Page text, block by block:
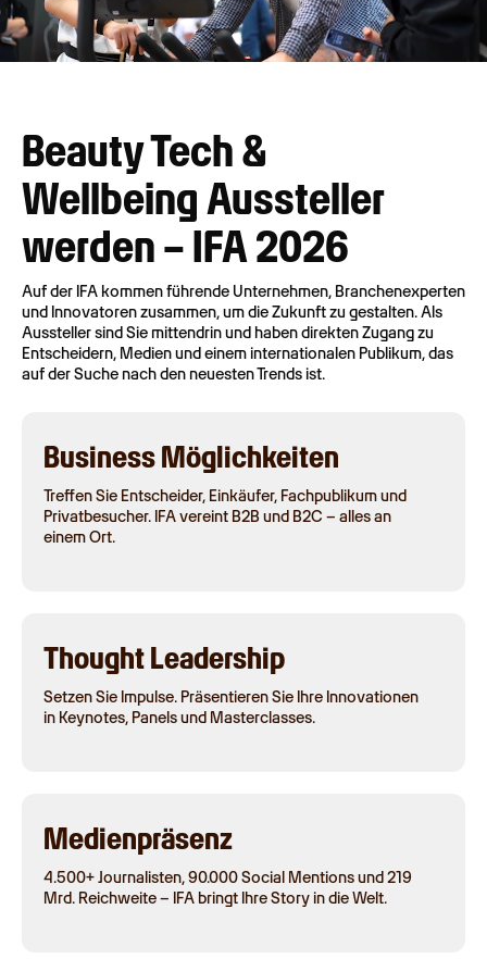
Beauty Tech &
Wellbeing Aussteller
werden – IFA 2026
Auf der IFA kommen führende Unternehmen, Branchenexperten
und Innovatoren zusammen, um die Zukunft zu gestalten. Als
Aussteller sind Sie mittendrin und haben direkten Zugang zu
Entscheidern, Medien und einem internationalen Publikum, das
auf der Suche nach den neuesten Trends ist.
Business Möglichkeiten
Treffen Sie Entscheider, Einkäufer, Fachpublikum und
Privatbesucher. IFA vereint B2B und B2C – alles an
einem Ort.
Thought Leadership
Setzen Sie Impulse. Präsentieren Sie Ihre Innovationen
in Keynotes, Panels und Masterclasses.
Medienpräsenz
4.500+ Journalisten, 90.000 Social Mentions und 219
Mrd. Reichweite – IFA bringt Ihre Story in die Welt.